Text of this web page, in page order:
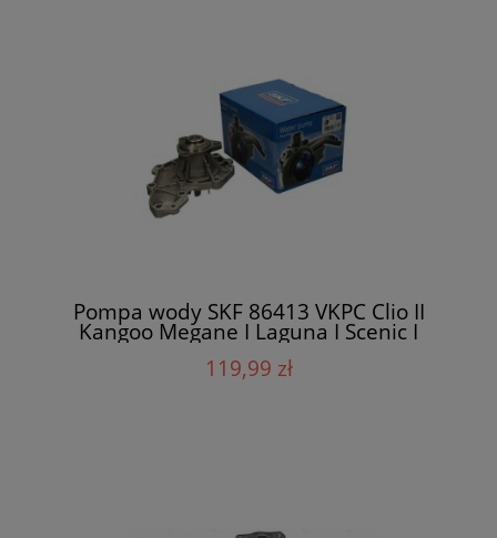
Pompa wody SKF 86413 VKPC Clio II
Kangoo Megane I Laguna I Scenic I
119,99 zł